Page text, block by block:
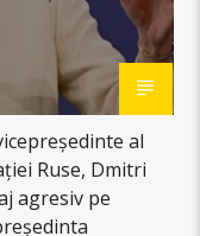
al
Ruse, Dmitri
agresiv pe